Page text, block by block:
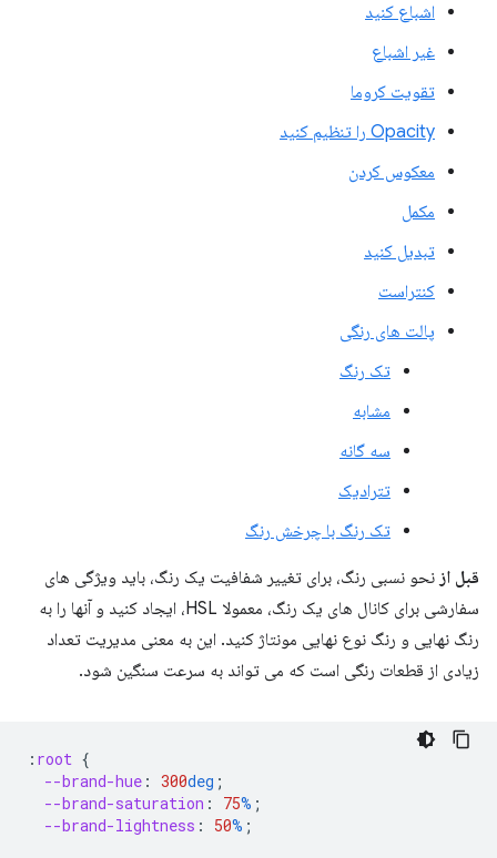
اشباع کنید
غیر اشباع
تقویت کروما
Opacity را تنظیم کنید
معکوس کردن
مکمل
تبدیل کنید
کنتراست
پالت های رنگی
تک رنگ
مشابه
سه گانه
تترادیک
تک رنگ با چرخش رنگ
قبل از نحو نسبی رنگ، برای تغییر شفافیت یک رنگ، باید ویژگی های
سفارشی برای کانال های یک رنگ، معمولا HSL، ایجاد کنید و آنها را به
رنگ نهایی و رنگ نوع نهایی مونتاژ کنید. این به معنی مدیریت تعداد
زیادی از قطعات رنگی است که می تواند به سرعت سنگین شود.
: root {
--brand-hue : 300deg ;
--brand-saturation : 75% ;
--brand-lightness : 50% ;